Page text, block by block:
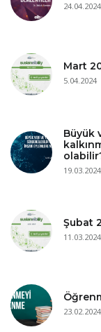
24.04.2024
Mart
5.04.2024
Büyük
19.03.2024
Şubat
11.03.2024
23.02.2024